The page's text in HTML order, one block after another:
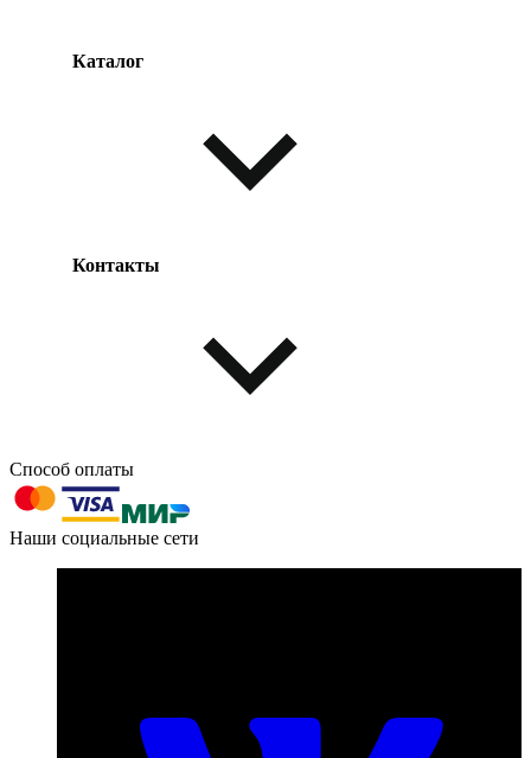
Таблица размеров
Каталог
Контакты
603004, г. Нижний Новгород, проспект Ленина, д. 95
Номер телефона для связи:
+7 (831) 290-86-98
Способ оплаты
Наши социальные сети